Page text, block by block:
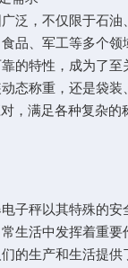
，不仅限于石油
品、军工等多个
的特性，成为了
态称重，还是袋
，满足各种复杂的
秤以其特殊的安
生活中发挥着重
的生产和生活提供